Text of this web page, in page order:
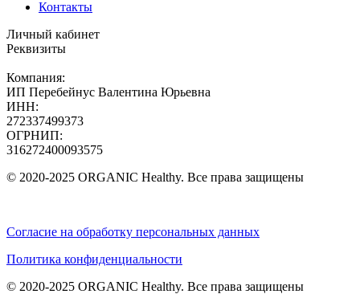
Контакты
Личный кабинет
Реквизиты
Компания:
ИП Перебейнус Валентина Юрьевна
ИНН:
272337499373
ОГРНИП:
316272400093575
© 2020-2025 ORGANIC Healthy. Все права защищены
Согласие на обработку персональных данных
Политика конфиденциальности
© 2020-2025 ORGANIC Healthy. Все права защищены